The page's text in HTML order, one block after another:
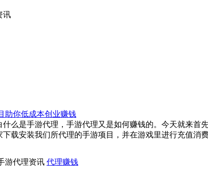
讯
助你低成本创业赚钱
么是手游代理，手游代理又是如何赚钱的。今天就来
载安装我们所代理的手游项目，并在游戏里进行充值
游代理资讯 代理赚钱